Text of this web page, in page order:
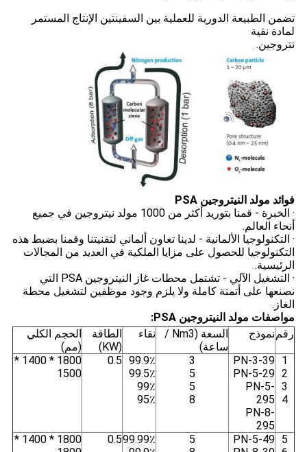
تضمن الطبيعة الدورية للعملية بين السفينتين الإنتاج المستمر
لمادة نقية
نتروجين.
فوائد مولد النيتروجين PSA
· الخبرة - قمنا بتوريد أكثر من 1000 مولد نيتروجين في جميع
أنحاء العالم.
· التكنولوجيا الألمانية - لدينا تعاون ألماني لتقنيتنا وقمنا بضبط هذه
التكنولوجيا للحصول على مزايا الملكية في العديد من المجالات
الرئيسية.
· التشغيل الآلي - تشتمل محطات غاز النيتروجين PSA التي
نصنعها على أتمتة كاملة ولا يلزم وجود موظفين لتشغيل محطة
الغاز.
مواصفات مولد النيتروجين PSA:
رقمنموذج
السعة (Nm3 /
ساعة)
نقاء
الطاقة
(KW)
الحجم الكلي
(مم)
1
2
3
4
PN-3-39
PN-5-29
PN-5-
295
PN-8-
295
3
5
5
8
99.9٪
99.5٪
99٪
95٪
0.5
1800 * 1400 *
1500
5
PN-5-49
5
99.99٪0.5
1800 * 1400 *